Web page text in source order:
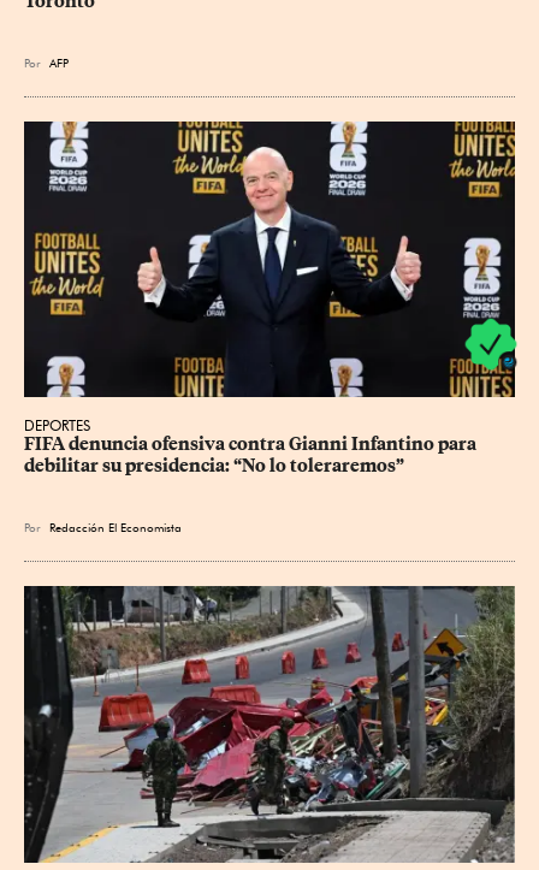
Por AFP
DEPORTES
FIFA denuncia ofensiva contra Gianni Infantino para
debilitar su presidencia: “No lo toleraremos”
Por Redacción El Economista